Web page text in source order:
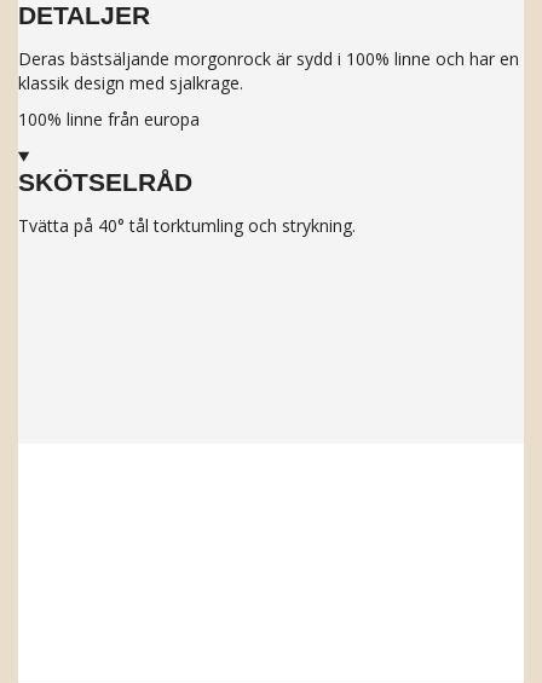
DETALJER
Deras bästsäljande morgonrock är sydd i 100% linne och har en
klassik design med sjalkrage.
100% linne från europa
SKÖTSELRÅD
Tvätta på 40° tål torktumling och strykning.